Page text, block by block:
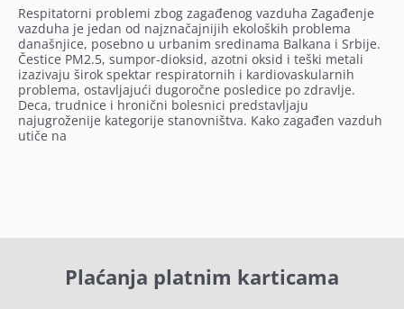
Respitatorni problemi zbog zagađenog vazduha Zagađenje
vazduha je jedan od najznačajnijih ekoloških problema
današnjice, posebno u urbanim sredinama Balkana i Srbije.
Čestice PM2.5, sumpor-dioksid, azotni oksid i teški metali
izazivaju širok spektar respiratornih i kardiovaskularnih
problema, ostavljajući dugoročne posledice po zdravlje.
Deca, trudnice i hronični bolesnici predstavljaju
najugroženije kategorije stanovništva. Kako zagađen vazduh
utiče na
Plaćanja platnim karticama